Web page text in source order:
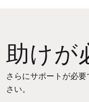
助けが
さらにサポートが必
さい。